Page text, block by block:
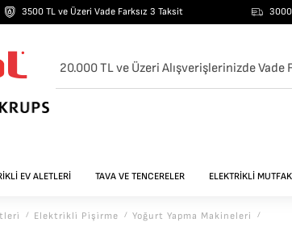
3500 TL ve Üzeri Vade Farksız 3 Taksit
20.000 TL ve Üzeri Alışverişlerinizde Vade
EV ALETLERİ TAVA VE TENCERELER ELEKTRİKLİ
/ Elektri̇kli̇ Pi̇şi̇rme / Yoğurt Yapma Makineleri /